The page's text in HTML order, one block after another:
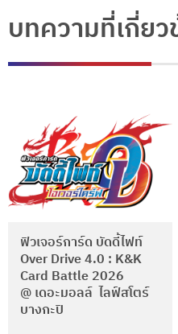
บทความที่เกี่ยว
ฟิวเจอร์การ์ด บัดดี้ไฟท์
Over Drive 4.0 : K&K
Card Battle 2026
@ เดอะมอลล์ ไลฟ์สโตร์
บางกะปิ